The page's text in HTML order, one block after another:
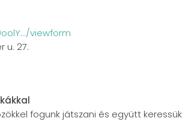
viewform
u. 27.
fogunk játszani és együtt keressük